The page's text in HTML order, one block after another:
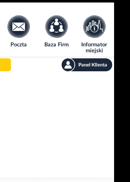
Poczta Baza Firm
Informator
miejski